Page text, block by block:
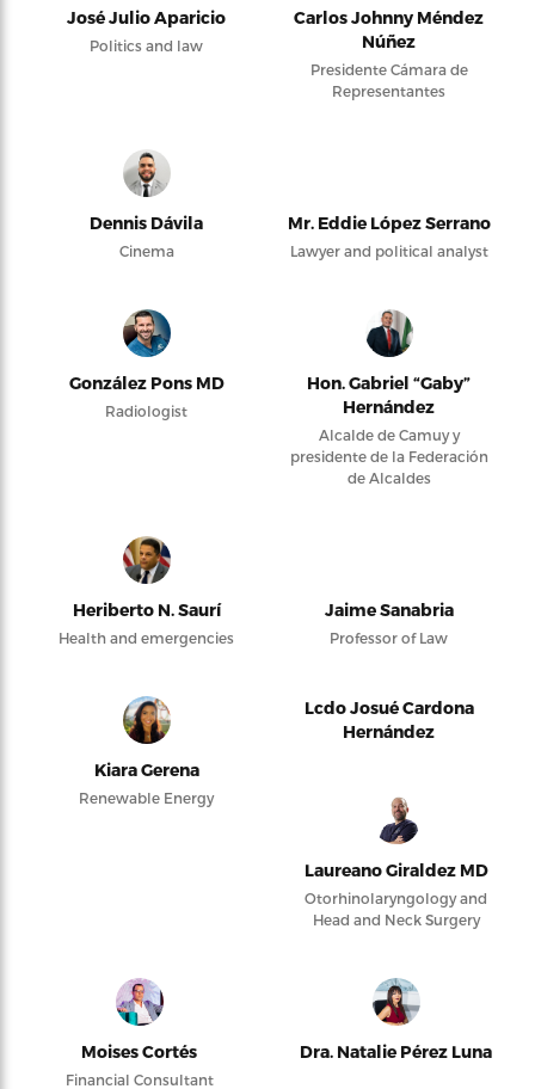
José Julio Aparicio
Politics and law
Carlos Johnny Méndez
Núñez
Presidente Cámara de
Representantes
Dennis Dávila
Cinema
Mr. Eddie López Serrano
Lawyer and political analyst
González Pons MD
Radiologist
Hon. Gabriel “Gaby”
Hernández
Alcalde de Camuy y
presidente de la Federación
de Alcaldes
Heriberto N. Saurí
Health and emergencies
Jaime Sanabria
Professor of Law
Kiara Gerena
Renewable Energy
Lcdo Josué Cardona
Hernández
Laureano Giraldez MD
Otorhinolaryngology and
Head and Neck Surgery
Moises Cortés
Financial Consultant
Dra. Natalie Pérez Luna